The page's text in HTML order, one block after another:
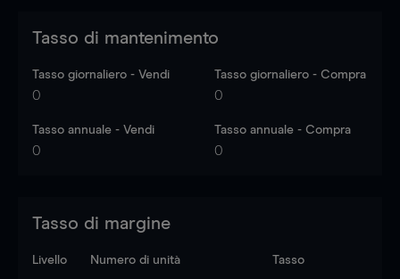
Tasso di mantenimento
Tasso giornaliero - Vendi
0
Tasso giornaliero - Compra
0
Tasso annuale - Vendi
0
Tasso annuale - Compra
0
Tasso di margine
Livello Numero di unità Tasso